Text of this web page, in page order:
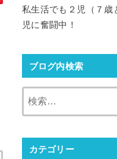
私生活でも２児（７歳
児に奮闘中！
ブログ内検索
カテゴリー